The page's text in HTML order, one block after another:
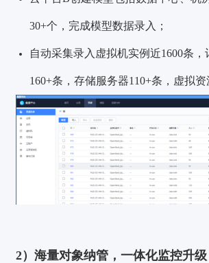
30+个 ，完成模型数据录入；
自动采集录入虚拟机实例近1600条
160+条 ，存储服务器110+条 ，虚拟
2）海量对象纳管，一体化监控升级